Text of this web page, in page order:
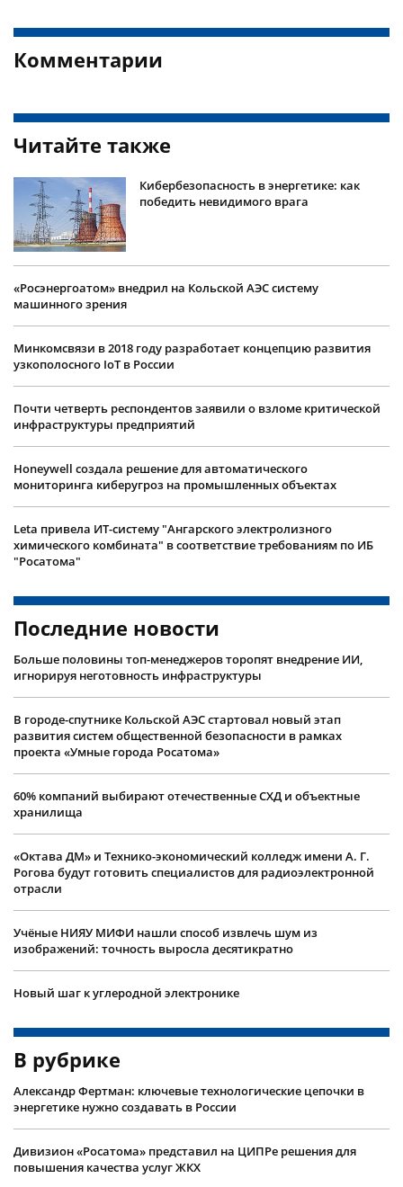
Комментарии
Читайте также
Кибербезопасность в энергетике: как
победить невидимого врага
«Росэнергоатом» внедрил на Кольской АЭС систему
машинного зрения
Минкомсвязи в 2018 году разработает концепцию развития
узкополосного IoT в России
Почти четверть респондентов заявили о взломе критической
инфраструктуры предприятий
Honeywell создала решение для автоматического
мониторинга киберугроз на промышленных объектах
Leta привела ИТ-систему "Ангарского электролизного
химического комбината" в соответствие требованиям по ИБ
"Росатома"
Последние новости
Больше половины топ-менеджеров торопят внедрение ИИ,
игнорируя неготовность инфраструктуры
В городе-спутнике Кольской АЭС стартовал новый этап
развития систем общественной безопасности в рамках
проекта «Умные города Росатома»
60% компаний выбирают отечественные СХД и объектные
хранилища
«Октава ДМ» и Технико-экономический колледж имени А. Г.
Рогова будут готовить специалистов для радиоэлектронной
отрасли
Учëные НИЯУ МИФИ нашли способ извлечь шум из
изображений: точность выросла десятикратно
Новый шаг к углеродной электронике
В рубрике
Александр Фертман: ключевые технологические цепочки в
энергетике нужно создавать в России
Дивизион «Росатома» представил на ЦИПРе решения для
повышения качества услуг ЖКХ